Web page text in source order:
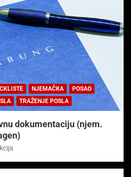
NJEMAČKA
POSAO
TRAŽENJE POSLA
dokumentaciju (njem.